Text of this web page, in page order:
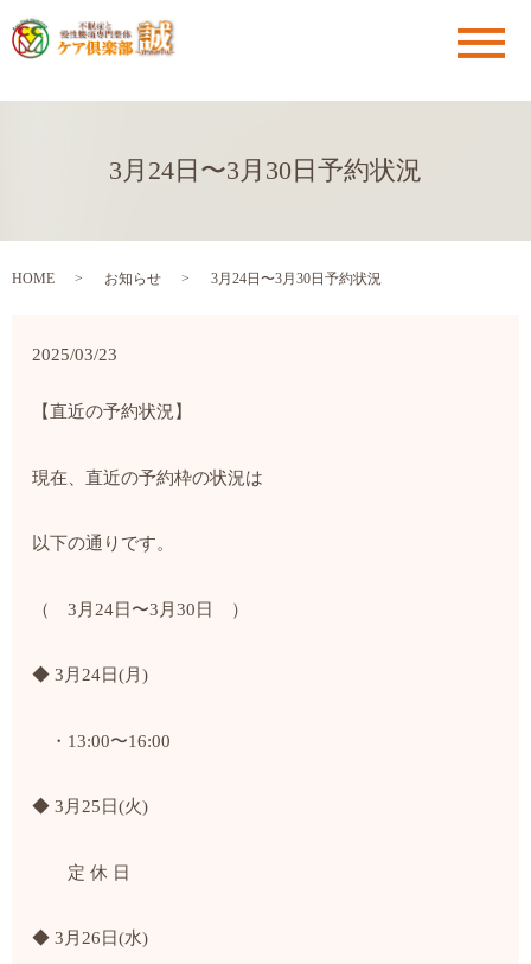
メ
3月24日〜3月30日予約状況
HOME お知らせ 3月24日〜3月30日予約状況
2025/03/23
【直近の予約状況】
現在、直近の予約枠の状況は
以下の通りです。
（ 3月24日〜3月30日 ）
◆ 3月24日(月)
・13:00〜16:00
◆ 3月25日(火)
定 休 日
◆ 3月26日(水)